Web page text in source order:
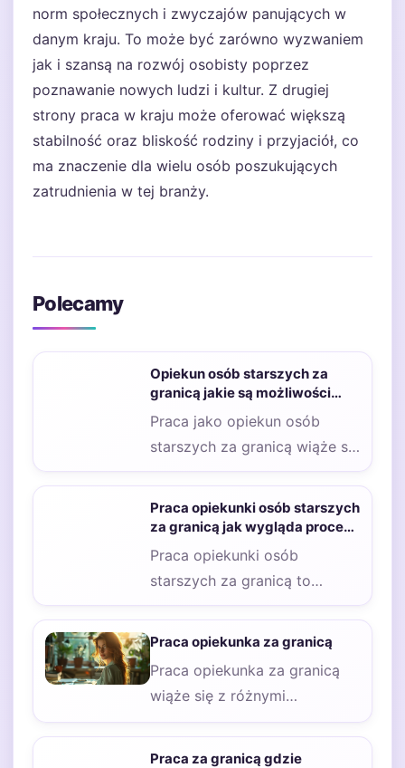
norm społecznych i zwyczajów panujących w
danym kraju. To może być zarówno wyzwaniem
jak i szansą na rozwój osobisty poprzez
poznawanie nowych ludzi i kultur. Z drugiej
strony praca w kraju może oferować większą
stabilność oraz bliskość rodziny i przyjaciół, co
ma znaczenie dla wielu osób poszukujących
zatrudnienia w tej branży.
Polecamy
Opiekun osób starszych za
granicą jakie są możliwości
wsparcia psychologicznego?
Praca jako opiekun osób
starszych za granicą wiąże się
z wieloma wyzwaniami, które
mogą wpływać…
Praca opiekunki osób starszych
za granicą jak wygląda proces
adaptacji?
Praca opiekunki osób
starszych za granicą to
niezwykle odpowiedzialne i
wymagające zajęcie, które
Praca opiekunka za granicą
Praca opiekunka za granicą
wiąże się z różnymi
wymaganiami, które mogą się
Praca za granicą gdzie